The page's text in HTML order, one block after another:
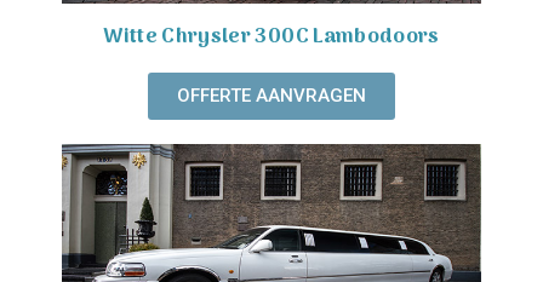
Witte Chrysler 300C Lambodoors
OFFERTE AANVRAGEN